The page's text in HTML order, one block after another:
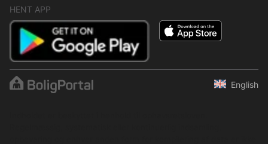
HENT APP
English